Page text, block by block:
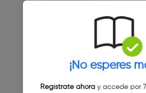
¡No esperes
Regístrate ahoray accede por